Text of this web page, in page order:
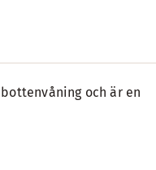
och är en